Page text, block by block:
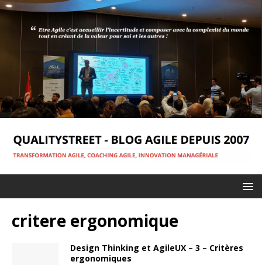
critere ergonomique
Design Thinking et AgileUX – 3 – Critères
ergonomiques